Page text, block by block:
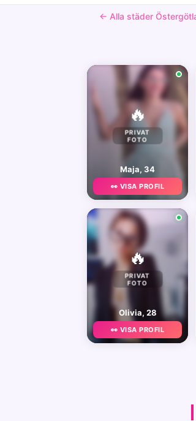
← Alla städer
🔥
PRIVAT
FOTO
Maja, 34
👀 VISA PROFIL
🔥
PRIVAT
FOTO
Olivia, 28
👀 VISA PROFIL